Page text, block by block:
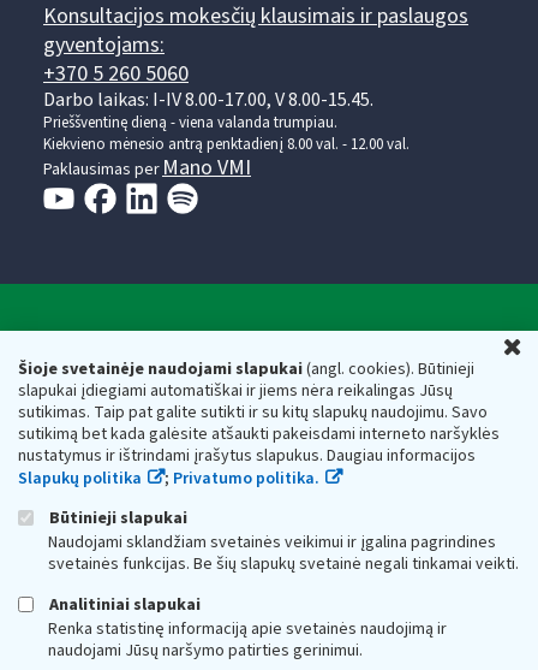
Šioje svetainėje naudojami slapukai(angl. cookies). Būtinieji
slapukai įdiegiami automatiškai ir jiems nėra reikalingas Jūsų
sutikimas. Taip pat galite sutikti ir su kitų slapukų naudojimu. Savo
sutikimą bet kada galėsite atšaukti pakeisdami interneto naršyklės
nustatymus ir ištrindami įrašytus slapukus. Daugiau informacijos
Slapukų politika
; Privatumo politika.
Būtinieji slapukai
Naudojami sklandžiam svetainės veikimui ir įgalina pagrindines
svetainės funkcijas. Be šių slapukų svetainė negali tinkamai veikti.
Analitiniai slapukai
Renka statistinę informaciją apie svetainės naudojimą ir
naudojami Jūsų naršymo patirties gerinimui.
Konsultacijos mokesčių klausimais ir paslaugos
gyventojams:
+370 5 260 5060
Darbo laikas: I-IV 8.00-17.00, V 8.00-15.45.
Prieššventinę dieną - viena valanda trumpiau.
Kiekvieno mėnesio antrą penktadienį 8.00 val. - 12.00 val.
Paklausimas perMano VMI
Valstybinė mokesčių inspekcija prie Lietuvos
Respublikos finansų ministerijos
Biudžetinė įstaiga. Juridinio asmens kodas — 188659752,
adresas: Vasario 16-osios g. 14, 01107 Vilnius, Lietuva, el.paštas:
vmi@vmi.lt , E. pristatymo dėžutės adresas 188659752
Duomenys apie Valstybinę mokesčių inspekciją prie Lietuvos
Respublikos finansų ministerijos kaupiami ir saugomi Juridinių